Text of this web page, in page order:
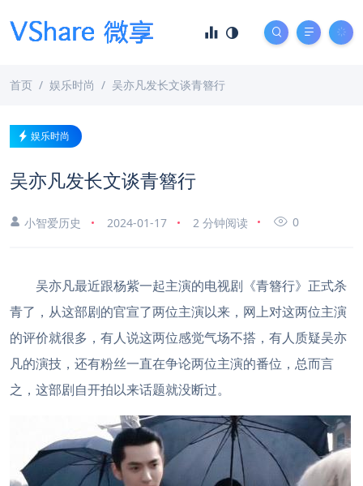
首页 娱乐时尚 吴亦凡发长文谈青簪行
娱乐时尚
吴亦凡发长文谈青簪行
小智爱历史 2024-01-17 2 分钟阅读 0
吴亦凡最近跟杨紫一起主演的电视剧《青簪行》正式杀
青了，从这部剧的官宣了两位主演以来，网上对这两位主演
的评价就很多，有人说这两位感觉气场不搭，有人质疑吴亦
凡的演技，还有粉丝一直在争论两位主演的番位，总而言
之，这部剧自开拍以来话题就没断过。